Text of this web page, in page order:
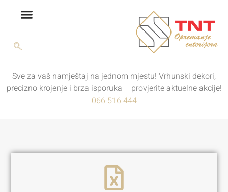
Sve za vaš namještaj na jednom mjestu! Vrhunski dekori,
precizno krojenje i brza isporuka – provjerite aktuelne akcije!
066 516 444